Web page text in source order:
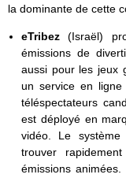
la dominante de cette
eTribez(Israël)
émissions de
aussi pour les jeux
un service en
téléspectateurs
est déployé en
vidéo. Le système
trouver
émissions